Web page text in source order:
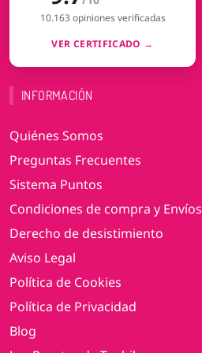
10.163 opiniones verificadas
VER CERTIFICADO →
INFORMACIÓN
Quiénes Somos
Preguntas Frecuentes
Sistema Puntos
Condiciones de compra y Envíos
Derecho de desistimiento
Aviso Legal
Política de Cookies
Política de Privacidad
Blog